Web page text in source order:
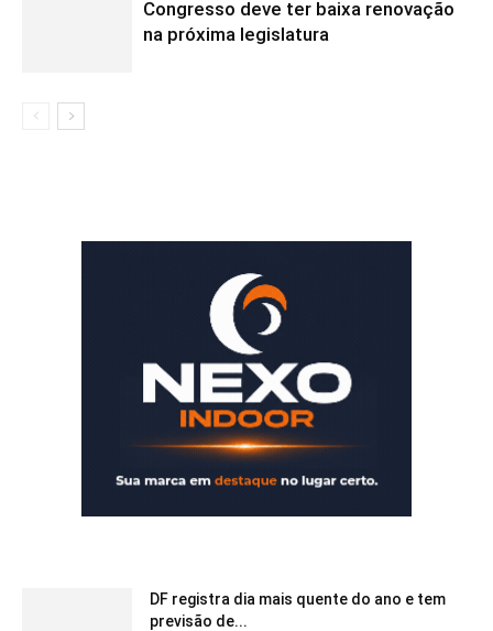
Congresso deve ter baixa renovação
na próxima legislatura
DF registra dia mais quente do ano e tem
previsão de...